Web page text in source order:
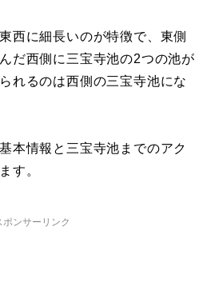
西に細長いのが特徴で、東側
だ西側に三宝寺池の2つの池が
れるのは西側の三宝寺池にな
本情報と三宝寺池までのアク
す。
ポンサーリンク